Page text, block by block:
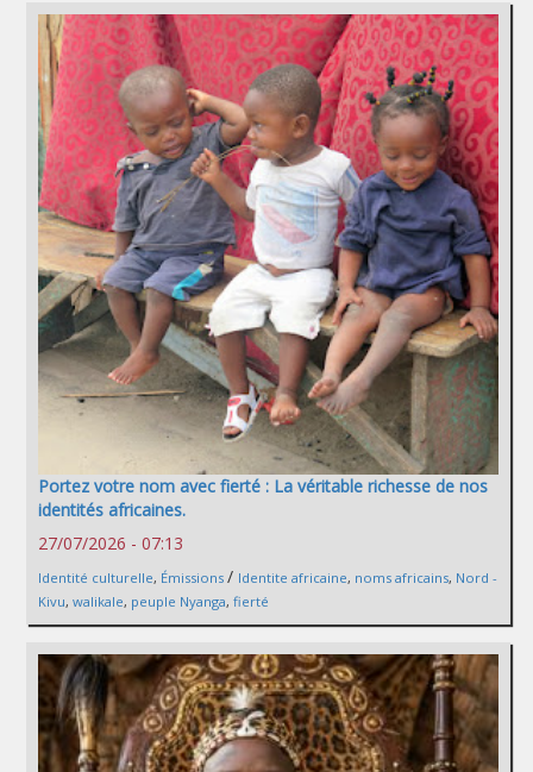
Portez votre nom avec fierté : La véritable richesse de nos
identités africaines.
27/07/2026 - 07:13
Identité culturelle, Émissions / Identite africaine, noms africains, Nord -
Kivu, walikale, peuple Nyanga, fierté